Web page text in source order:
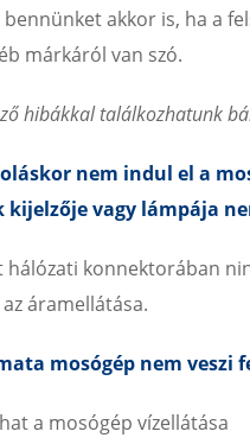
akkor is, ha a
márkáról van szó.
hibákkal találkozhatunk
nem indul el a
kijelzője vagy lámpája
hálózati konnektorában
áramellátása.
mosógép nem veszi
a mosógép vízellátása